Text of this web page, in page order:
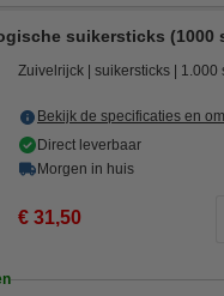
suikersticks (1000
Zuivelrijck suikersticks 1.000
Bekijk de specificaties en
Direct leverbaar
Morgen in huis
€ 31,50